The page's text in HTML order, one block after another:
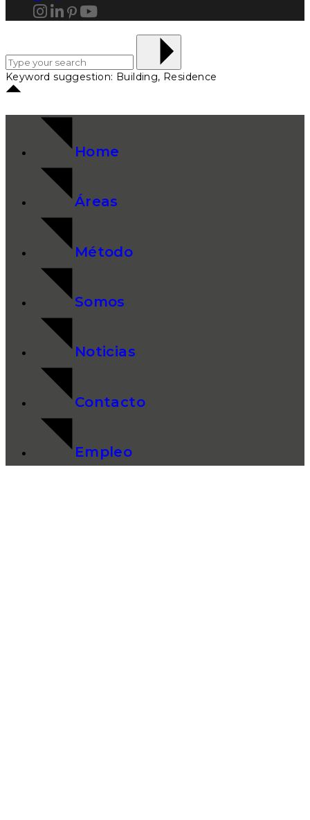
Keyword suggestion: Building, Residence
Home
Áreas
Método
Somos
Noticias
Contacto
Empleo